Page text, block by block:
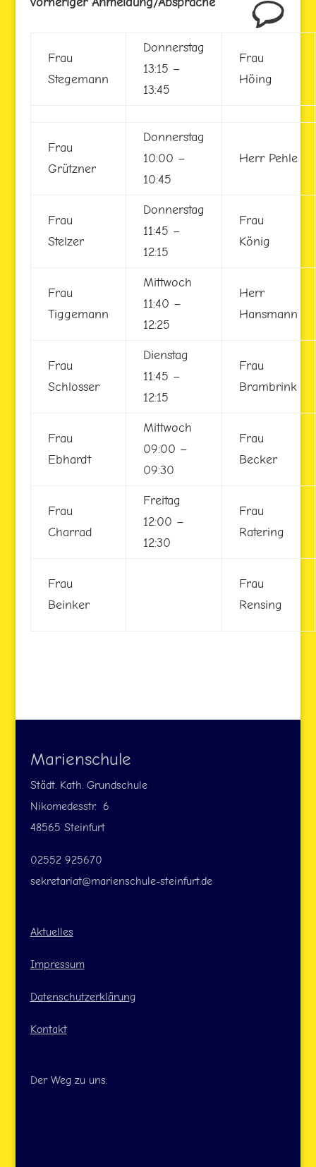
Frau
Stegemann
Donnerstag
13:15 –
13:45
Frau
Höing
Frau
Grützner
Donnerstag
10:00 –
10:45
Herr Pehle
Frau
Stelzer
Donnerstag
11:45 –
12:15
Frau
König
Frau
Tiggemann
Mittwoch
11:40 –
12:25
Herr
Hansmann
Frau
Schlosser
Dienstag
11:45 –
12:15
Frau
Brambrink
Frau
Ebhardt
Mittwoch
09:00 –
09:30
Frau
Becker
Frau
Charrad
Freitag
12:00 –
12:30
Frau
Ratering
Frau
Beinker
Frau
Rensing
Marienschule
Städt. Kath. Grundschule
Nikomedesstr. 6
48565 Steinfurt
02552 925670
sekretariat@marienschule-steinfurt.de
Aktuelles
Impressum
Datenschutzerklärung
Kontakt
Der Weg zu uns: